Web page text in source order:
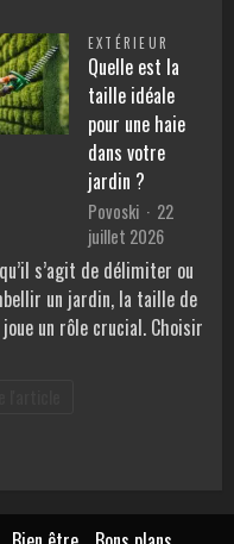
EXTÉRIEUR
Quelle est la
taille idéale
pour une haie
dans votre
jardin ?
Povoski
22
juillet 2026
s’agit de délimiter ou
un jardin, la taille de
un rôle crucial. Choisir